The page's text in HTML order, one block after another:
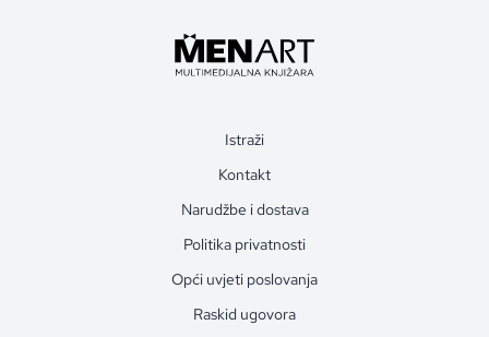
Istraži
Kontakt
Narudžbe i dostava
Politika privatnosti
Opći uvjeti poslovanja
Raskid ugovora